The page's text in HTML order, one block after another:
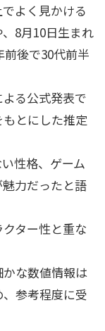
よく見かける
8月10日生まれ
後で30代前半
る公式発表で
とにした推定
性格、ゲーム
力だったと語
ター性と重な
な数値情報は
参考程度に受